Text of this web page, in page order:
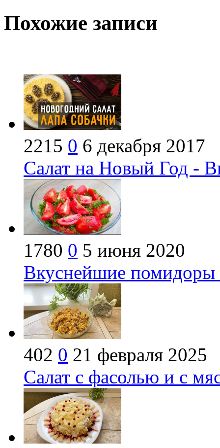
Похожие записи
2215 0 6 декабря 2017
Салат на Новый Год -
1780 0 5 июня 2020
Вкуснейшие помидоры
402 0 21 февраля 2025
Салат с фасолью и с